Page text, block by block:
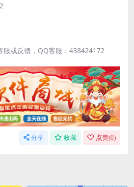
服或反馈，QQ客服：438424172
分享 收藏 点赞(0)